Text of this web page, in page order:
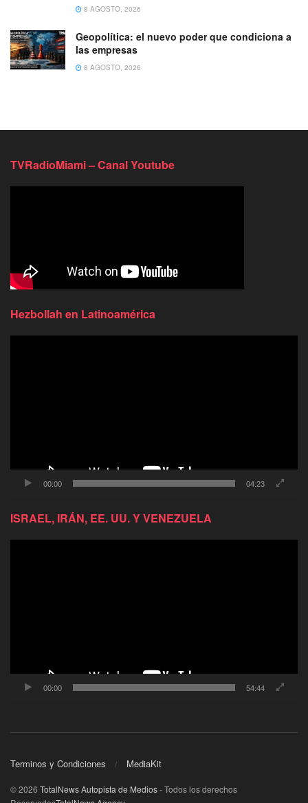
8 AGOSTO, 2026
Geopolítica: el nuevo poder que condiciona a
las empresas
8 AGOSTO, 2026
TVRadioMiami – Canal Youtube
Hezbollah en Latinoamérica
00:00 04:23
ISRAEL, IRÁN, EE. UU. Y VENEZUELA
00:00 54:44
Terminos y Condiciones MediaKit
© 2026 TotalNews Autopista de Medios- Todos los derechos